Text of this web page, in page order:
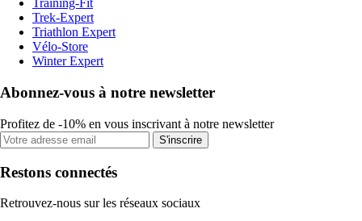
Training-Fit
Trek-Expert
Triathlon Expert
Vélo-Store
Winter Expert
Abonnez-vous à notre newsletter
Profitez de -10% en vous inscrivant à notre newsletter
S'inscrire
Restons connectés
Retrouvez-nous sur les réseaux sociaux